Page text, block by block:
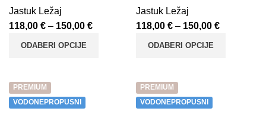
Jastuk Ležaj
118,00 € – 150,00 €
ODABERI OPCIJE
Jastuk Ležaj
118,00 € – 150,00 €
ODABERI OPCIJE
PREMIUM
VODONEPROPUSNI
PREMIUM
VODONEPROPUSNI